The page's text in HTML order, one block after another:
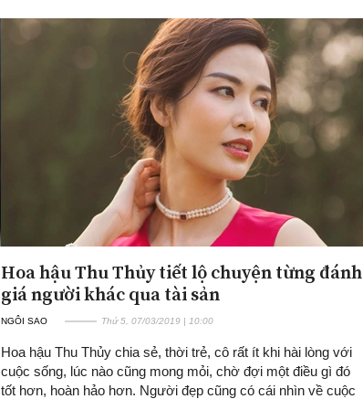
Hoa hậu Thu Thủy tiết lộ chuyện từng đánh
giá người khác qua tài sản
NGÔI SAO Thứ 5, 07/03/2019 | 10:00
Hoa hậu Thu Thủy chia sẻ, thời trẻ, cô rất ít khi hài lòng với
cuộc sống, lúc nào cũng mong mỏi, chờ đợi một điều gì đó
tốt hơn, hoàn hảo hơn. Người đẹp cũng có cái nhìn về cuộc